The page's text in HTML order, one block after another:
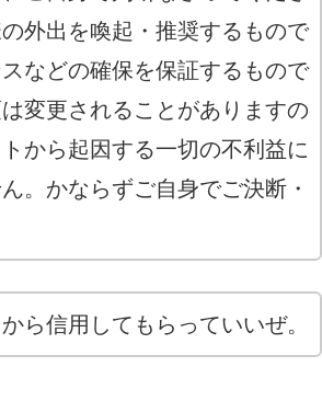
外出を喚起・推奨するもので
などの確保を保証するもので
変更されることがありますの
から起因する一切の不利益に
。かならずご自身でご決断・
ら信用してもらっていいぜ。